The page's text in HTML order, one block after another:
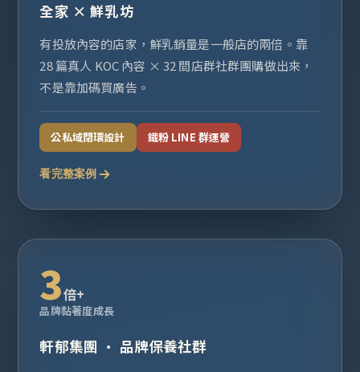
全家 × 鮮乳坊
有投放內容的店家，鮮乳銷量是一般店的兩倍。靠
28 篇真人 KOC 內容 × 32 間店群社群團購做出來，
不是靠加碼買廣告。
公私域閉環設計 鐵粉 LINE 群運營
看完整案例
3倍+
品牌黏著度成長
軒郁集團 · 品牌保養社群